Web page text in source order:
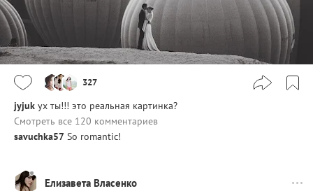
327
jyjuk ух ты!!! это реальная картинка?
Смотреть все 120 комментариев
savuchka57 So romantic!
Елизавета Власенко